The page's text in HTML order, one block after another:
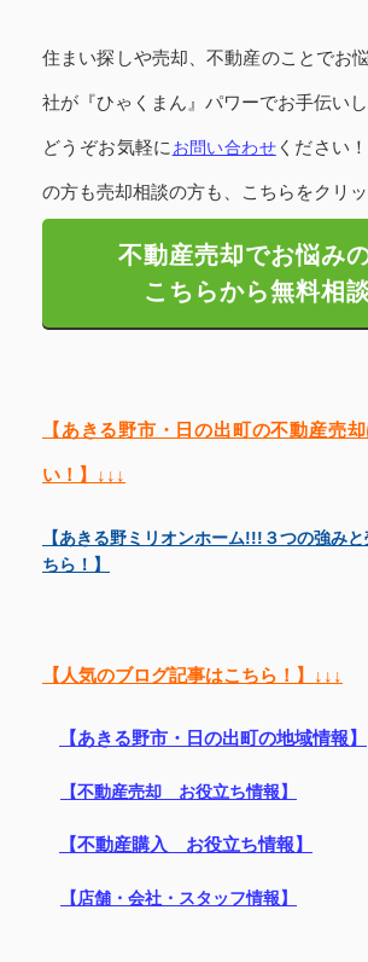
住まい探しや売却、不動産のことでお
社が『ひゃくまん』パワーでお手伝いし
どうぞお気軽に お問い合わせください！
の方も売却相談の方も、こちらをクリ
不動産売却でお悩み
こちらから無料相談
【あきる野市・日の出町の不動産売
い！】↓↓↓
【あきる野ミリオンホーム!!!３つの強み
ちら！】
【人気のブログ記事はこちら！】↓↓↓
【あきる野市・日の出町の地域情報】
【不動産売却 お役立ち情報】
【不動産購入 お役立ち情報】
【店舗・会社・スタッフ情報】